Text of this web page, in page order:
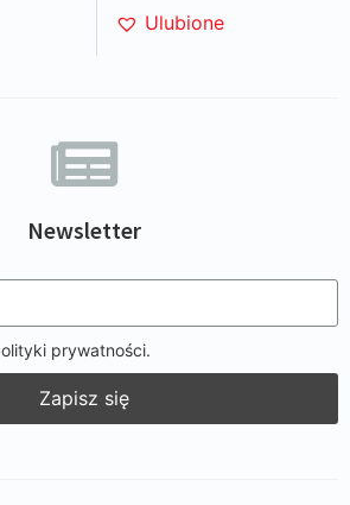
Newsletter
prywatności.
Ulubione